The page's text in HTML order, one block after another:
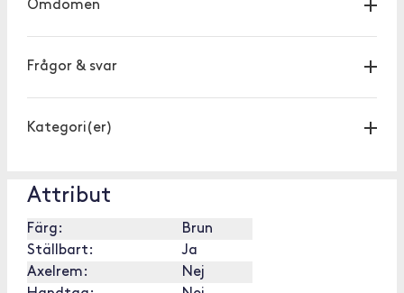
Omdömen
Frågor & svar
Kategori(er)
Attribut
Färg:
Brun
Ställbart:
Ja
Axelrem:
Nej